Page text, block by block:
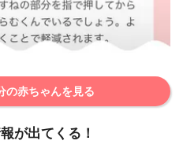
の赤ちゃんを見る
が出てくる！